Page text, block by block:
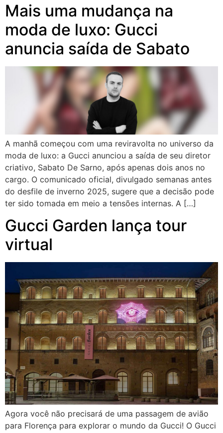
Mais uma mudança na
moda de luxo: Gucci
anuncia saída de Sabato
A manhã começou com uma reviravolta no universo da
moda de luxo: a Gucci anunciou a saída de seu diretor
criativo, Sabato De Sarno, após apenas dois anos no
cargo. O comunicado oficial, divulgado semanas antes
do desfile de inverno 2025, sugere que a decisão pode
ter sido tomada em meio a tensões internas. A […]
Gucci Garden lança tour
virtual
Agora você não precisará de uma passagem de avião
para Florença para explorar o mundo da Gucci! O Gucci